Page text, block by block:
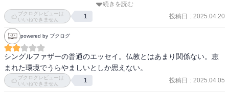
たのですから、子育ては義務なので。お気張りやす
続きを読む
ブクログレビューは
いいねできません
1 投稿日 : 2025.04.20
powered by ブクログ
シングルファザーの普通のエッセイ。仏教とはあまり関係ない。恵
まれた環境でうらやましいとしか思えない。
ブクログレビューは
いいねできません
1 投稿日 : 2025.04.05